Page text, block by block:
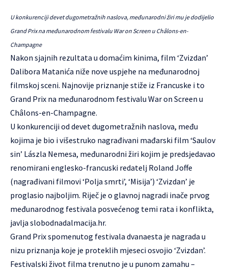
U konkurenciji devet dugometražnih naslova, međunarodni žiri mu je dodijelio
Grand Prix na međunarodnom festivalu War on Screen u Châlons-en-
Champagne
Nakon sjajnih rezultata u domaćim kinima, film ‘Zvizdan’
Dalibora Matanića niže nove uspjehe na međunarodnoj
filmskoj sceni. Najnovije priznanje stiže iz Francuske i to
Grand Prix na međunarodnom festivalu War on Screen u
Châlons-en-Champagne.
U konkurenciji od devet dugometražnih naslova, među
kojima je bio i višestruko nagrađivani mađarski film ‘Saulov
sin’ Lászla Nemesa, međunarodni žiri kojim je predsjedavao
renomirani englesko-francuski redatelj Roland Joffe
(nagrađivani filmovi ‘Polja smrti’, ‘Misija’) ‘Zvizdan’ je
proglasio najboljim. Riječ je o glavnoj nagradi inače prvog
međunarodnog festivala posvećenog temi rata i konflikta,
javlja slobodnadalmacija.hr.
Grand Prix spomenutog festivala dvanaesta je nagrada u
nizu priznanja koje je proteklih mjeseci osvojio ‘Zvizdan’.
Festivalski život filma trenutno je u punom zamahu –